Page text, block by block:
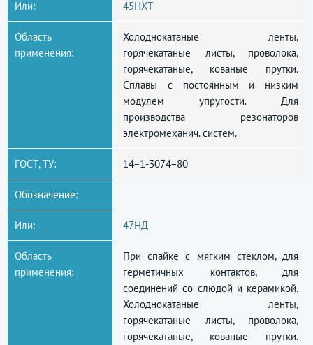
Или: 45НХТ
Область
применения:
Холоднокатаные ленты,
горячекатаные листы, проволока,
горячекатаные, кованые прутки.
Сплавы с постоянным и низким
модулем упругости. Для
производства резонаторов
электромеханич. систем.
ГОСТ, ТУ: 14−1-3074−80
Обозначение:
Или: 47НД
Область
применения:
При спайке с мягким стеклом, для
герметичных контактов, для
соединений со слюдой и керамикой.
Холоднокатаные ленты,
горячекатаные листы, проволока,
горячекатаные, кованые прутки.